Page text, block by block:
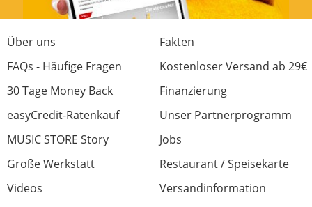
War diese Rezension hilfreich?
Empfehlenswert
Außer der Verarbeitung, die ein Bisschen
es handelt sich hier schließlich um ein
Über uns
Fakten
FAQs - Häufige Fragen
Kostenloser Versand ab 29€
30 Tage Money Back
Finanzierung
easyCredit-Ratenkauf
Unser Partnerprogramm
MUSIC STORE Story
Jobs
Große Werkstatt
Restaurant / Speisekarte
Videos
Versandinformation